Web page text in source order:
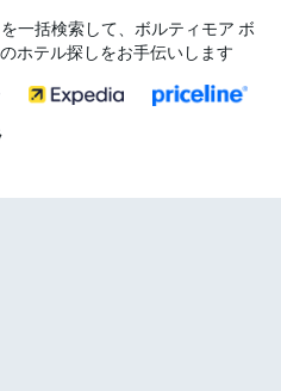
一括検索して、ボルティモア ボ
ホテル探しをお手伝いします